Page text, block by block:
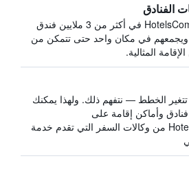
الفنادق
يبحث HotelsCombined في أكثر من 3 ملايين فندق
ويجمعهم في مكان واحد حتى تتمكن من
المثالية.
الخطط — نتفهم ذلك. ولهذا يمكنك
وأماكن إقامة على
HotelsCombined من وكالات السفر التي تقدم خدمة